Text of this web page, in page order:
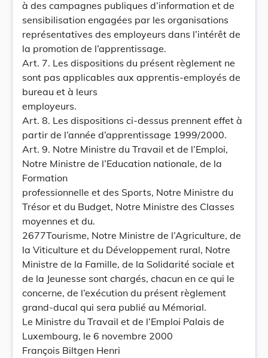
à des campagnes publiques d’information et de
sensibilisation engagées par les organisations
représentatives des employeurs dans l’intérêt de
la promotion de l’apprentissage.
Art. 7. Les dispositions du présent règlement ne
sont pas applicables aux apprentis-employés de
bureau et à leurs
employeurs.
Art. 8. Les dispositions ci-dessus prennent effet à
partir de l’année d’apprentissage 1999/2000.
Art. 9. Notre Ministre du Travail et de l’Emploi,
Notre Ministre de l’Education nationale, de la
Formation
professionnelle et des Sports, Notre Ministre du
Trésor et du Budget, Notre Ministre des Classes
moyennes et du.
2677Tourisme, Notre Ministre de l’Agriculture, de
la Viticulture et du Développement rural, Notre
Ministre de la Famille, de la Solidarité sociale et
de la Jeunesse sont chargés, chacun en ce qui le
concerne, de l’exécution du présent règlement
grand-ducal qui sera publié au Mémorial.
Le Ministre du Travail et de l’Emploi Palais de
Luxembourg, le 6 novembre 2000
François Biltgen Henri